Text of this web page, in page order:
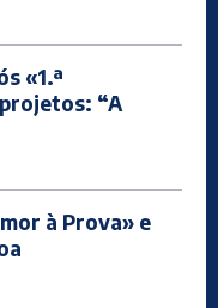
«1.ª
“A
à Prova» e